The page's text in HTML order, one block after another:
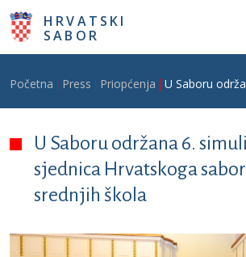
Skoči na glavni sadržaj
HRVATSKI
SABOR
Breadcrumb
Početna Press Priopćenja U Saboru
U Saboru održana 6.
sjednica Hrvatskoga
srednjih škola